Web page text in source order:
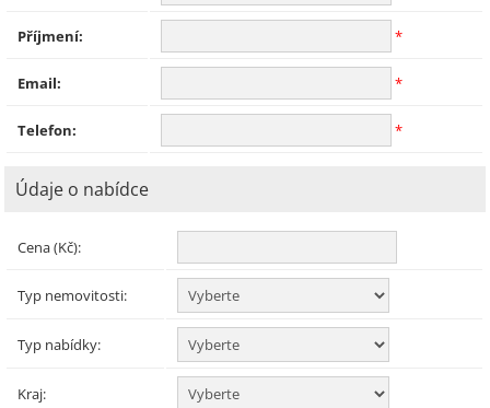
Příjmení: *
Email: *
Telefon: *
Údaje o nabídce
Cena (Kč):
Typ nemovitosti:
Typ nabídky:
Kraj: